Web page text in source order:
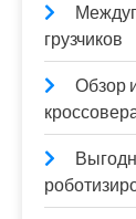
грузчиков
Обзор